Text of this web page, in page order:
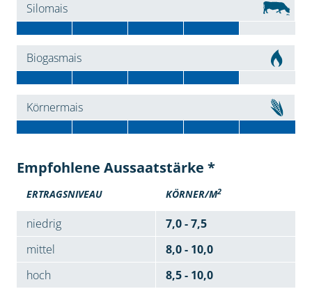
Silomais
Biogasmais
Körnermais
Empfohlene Aussaatstärke *
ERTRAGSNIVEAU KÖRNER/M2
niedrig
7,0 - 7,5
mittel
8,0 - 10,0
hoch
8,5 - 10,0